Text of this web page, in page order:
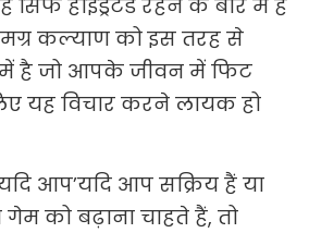
सिर्फ हाइड्रेटेड रहने के बारे में है
कल्याण को इस तरह से
में है जो आपके जीवन में फिट
यह विचार करने लायक हो
आप’यदि आप सक्रिय हैं या
को बढ़ाना चाहते हैं, तो